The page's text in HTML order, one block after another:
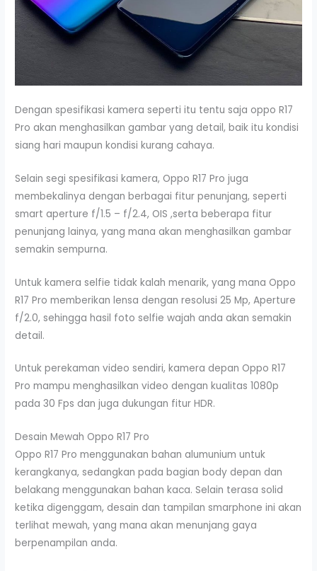
Dengan spesifikasi kamera seperti itu tentu saja oppo R17
Pro akan menghasilkan gambar yang detail, baik itu kondisi
siang hari maupun kondisi kurang cahaya.
Selain segi spesifikasi kamera, Oppo R17 Pro juga
membekalinya dengan berbagai fitur penunjang, seperti
smart aperture f/1.5 – f/2.4, OIS ,serta beberapa fitur
penunjang lainya, yang mana akan menghasilkan gambar
semakin sempurna.
Untuk kamera selfie tidak kalah menarik, yang mana Oppo
R17 Pro memberikan lensa dengan resolusi 25 Mp, Aperture
f/2.0, sehingga hasil foto selfie wajah anda akan semakin
detail.
Untuk perekaman video sendiri, kamera depan Oppo R17
Pro mampu menghasilkan video dengan kualitas 1080p
pada 30 Fps dan juga dukungan fitur HDR.
Desain Mewah Oppo R17 Pro
Oppo R17 Pro menggunakan bahan alumunium untuk
kerangkanya, sedangkan pada bagian body depan dan
belakang menggunakan bahan kaca. Selain terasa solid
ketika digenggam, desain dan tampilan smarphone ini akan
terlihat mewah, yang mana akan menunjang gaya
berpenampilan anda.